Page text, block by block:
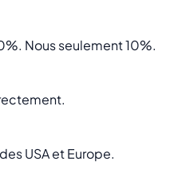
Nous seulement 10%.
USA et Europe.